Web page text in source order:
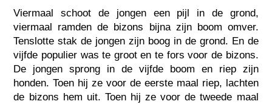
Viermaal schoot de jongen een pijl in de grond,
viermaal ramden de bizons bijna zijn boom omver.
Tenslotte stak de jongen zijn boog in de grond. En de
vijfde populier was te groot en te fors voor de bizons.
De jongen sprong in de vijfde boom en riep zijn
honden. Toen hij ze voor de eerste maal riep, lachten
de bizons hem uit. Toen hij ze voor de tweede maal